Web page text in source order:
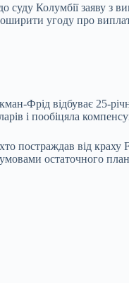
Колумбії заяву з
угоду про
Фрід відбуває 25-
і пообіцяла
постраждав від
остаточного